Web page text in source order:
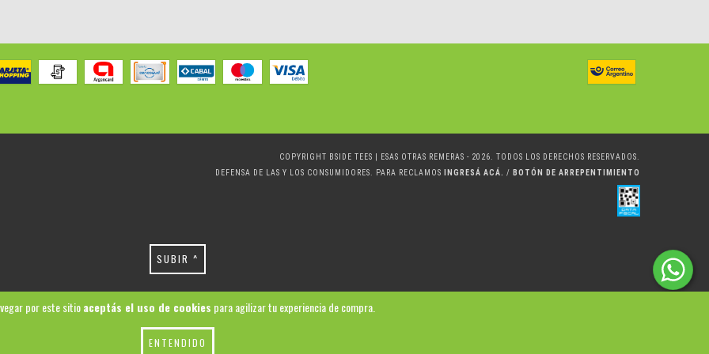
por este sitioaceptás el uso de cookies para agilizar tu experiencia de compra.
ENTENDIDO
COPYRIGHT BSIDE TEES | ESAS OTRAS REMERAS - 2026. TODOS LOS DERECHOS RESERVADOS.
DEFENSA DE LAS Y LOS CONSUMIDORES. PARA RECLAMOS
INGRESÁ ACÁ. / BOTÓN DE ARREPENTIMIENTO
SUBIR ^